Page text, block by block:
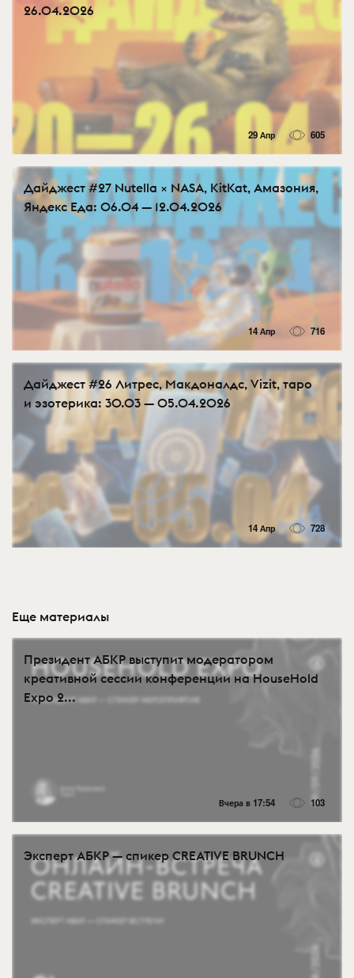
26.04.2026
29 Апр 605
Дайджест #27 Nutella × NASA, KitKat, Амазония,
Яндекс Еда: 06.04 — 12.04.2026
14 Апр 716
Дайджест #26 Литрес, Макдоналдс, Vizit, таро
и эзотерика: 30.03 — 05.04.2026
14 Апр 728
Еще материалы
Президент АБКР выступит модератором
креативной сессии конференции на HouseHold
Expo 2...
Вчера в 17:54 103
Эксперт АБКР — спикер CREATIVE BRUNCH